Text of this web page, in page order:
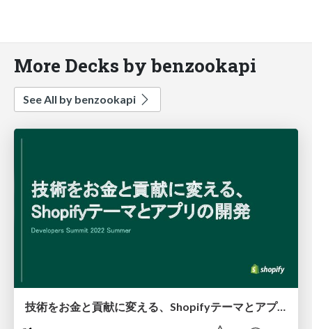
More Decks by benzookapi
See All by benzookapi
技術をお金と貢献に変える、Shopifyテーマとアプリの開発